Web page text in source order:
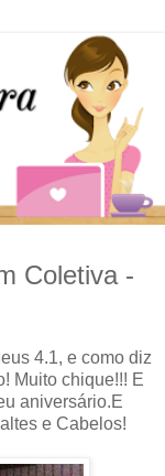
Coletiva -
4.1, e como diz
Muito chique!!! E
aniversário.E
e Cabelos!